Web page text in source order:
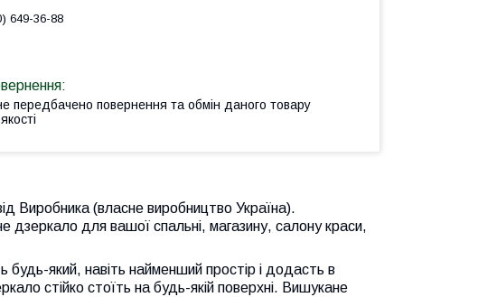
649-36-88
передбачено повернення та обмін даного товару
Виробника (власне виробництво Україна).
дзеркало для вашої спальні, магазину, салону краси,
будь-який, навіть найменший простір і додасть в
стійко стоїть на будь-якій поверхні. Вишукане